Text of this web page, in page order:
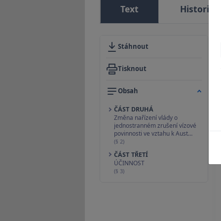
Text Historie
Stáhnout
Tisknout
Obsah
ČÁST DRUHÁ
Změna nařízení vlády o
jednostranném zrušení vízové
povinnosti ve vztahu k Aust…
(§ 2)
ČÁST TŘETÍ
ÚČINNOST
(§ 3)